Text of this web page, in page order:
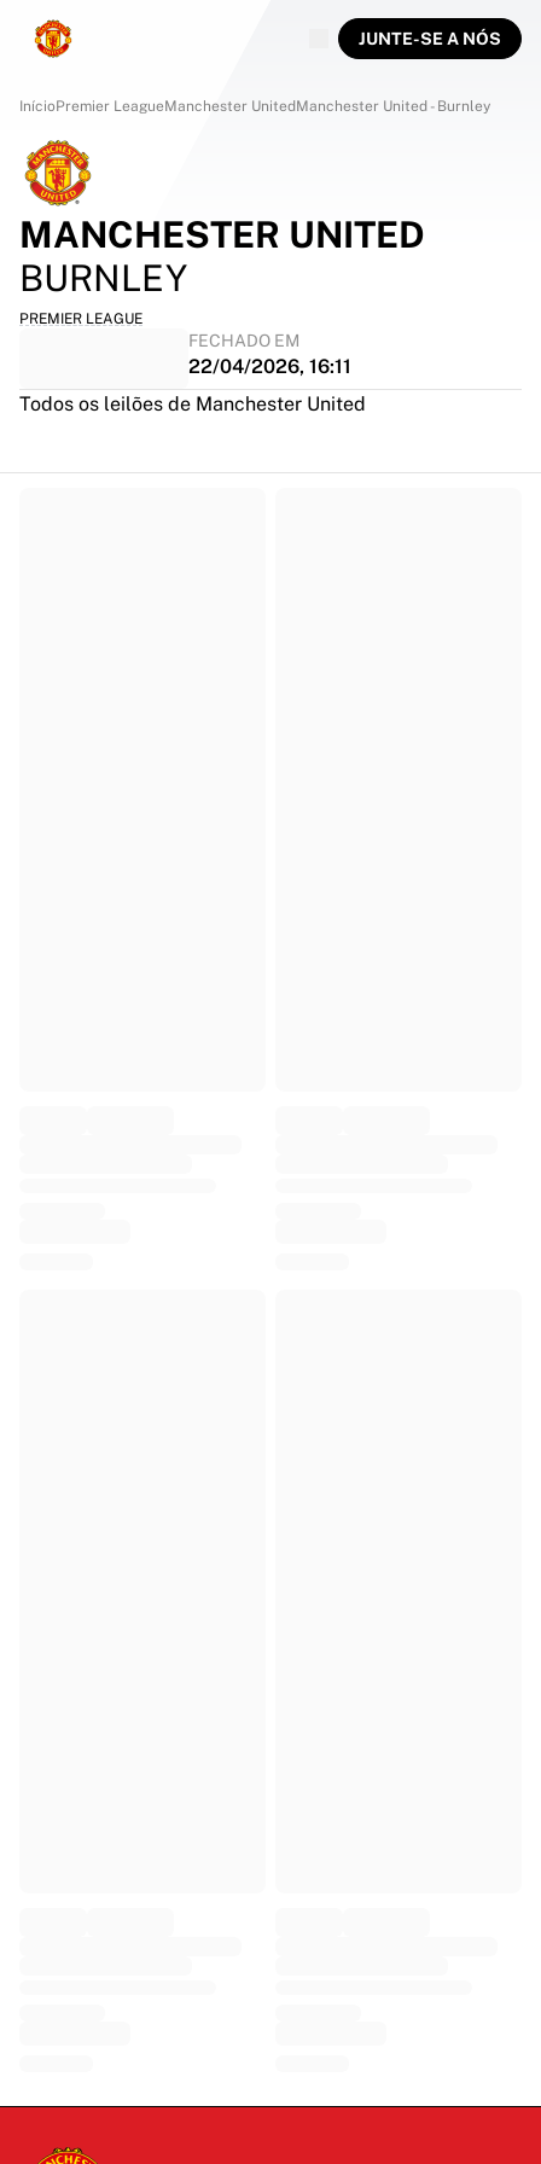
JUNTE-SE A NÓS
InícioPremier LeagueManchester UnitedManchester United - Burnley
MANCHESTER UNITED
BURNLEY
PREMIER LEAGUE
FECHADO EM
22/04/2026, 16:11
Todos os leilões de Manchester United